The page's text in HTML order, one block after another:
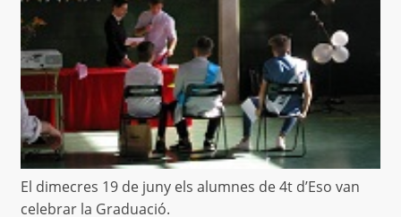
El dimecres 19 de juny els alumnes de 4t d’Eso van
celebrar la Graduació.